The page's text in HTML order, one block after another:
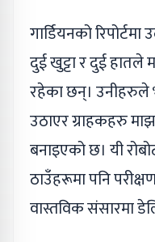
गार्डियनको
दुई खुट्टा र दुई हातले
रहेका छन्। उनीहरुले
उठाएर ग्राहकहरु
बनाइएको छ। यी
ठाउँहरूमा पनि
वास्तविक संसारमा